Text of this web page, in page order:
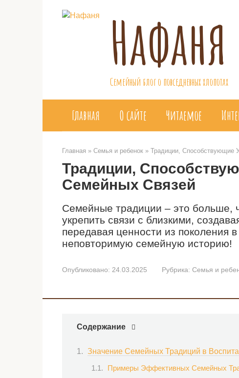
Нафаня
Семейный блог о повседневных хлопотах
Главная О сайте Читаемое
Главная » Семья и ребенок » Традиции, Способствующие
Традиции,
Семейных Связей
Семейные традиции – это больше,
укрепить связи с близкими,
передавая ценности из поколения
неповторимую семейную историю!
Опубликовано: 24.03.2025 Рубрика: Семья и
Содержание
Значение Семейных Традиций в
Примеры Эффективных Семейных